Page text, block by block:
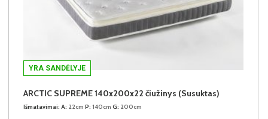
YRA SANDĖLYJE
ARCTIC SUPREME 140x200x22 čiužinys (Susuktas)
Išmatavimai: A: 22cm P: 140cm G: 200cm